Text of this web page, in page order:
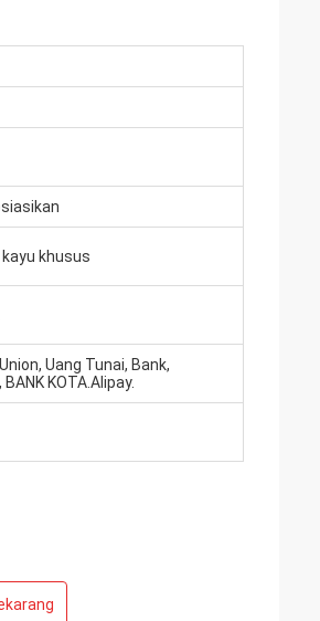
khusus
Uang Tunai, Bank,
BANK KOTA.Alipay.